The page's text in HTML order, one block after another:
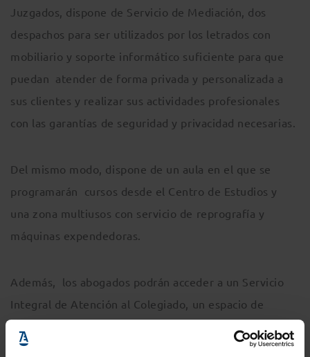
Juzgados, dispone de Servicio de Mediación, dos
despachos para ser utilizados por los letrados con
mobiliario y soporte informático suficiente para que
puedan atender de forma privada y personalizada a
sus clientes y realizar sus actividades profesionales
con las garantías de seguridad y privacidad necesarias.
Del mismo modo, dispone de un aula en el que se
programarán cursos desde el Centro de Estudios y
una zona multiusos con servicio de reprografía y
máquinas expendedoras.
Además, los abogados podrán acceder a un Servicio
Integral de Atención al Colegiado, un espacio de
Asistencia Jurídica.